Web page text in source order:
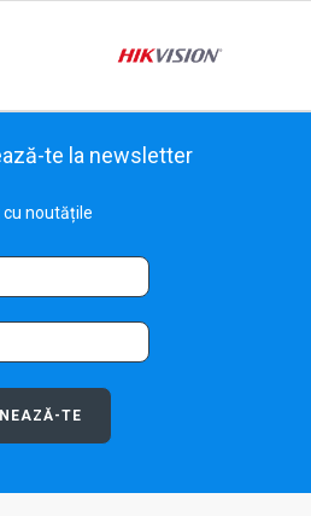
te la newsletter
cu noutățile
TE